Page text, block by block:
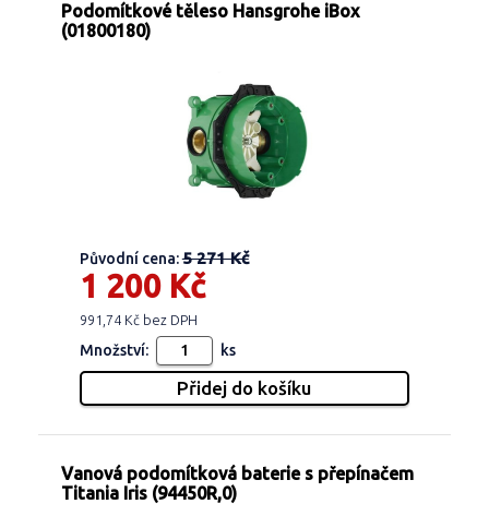
Podomítkové těleso Hansgrohe iBox
(01800180)
Původní cena:5 271 Kč
1 200 Kč
991,74 Kč bez DPH
Množství: ks
Vanová podomítková baterie s přepínačem
Titania Iris (94450R,0)